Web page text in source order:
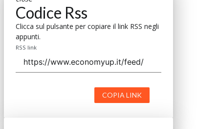
Codice Rss
Clicca sul pulsante per copiare il link RSS negli
appunti.
RSS link
COPIA LINK